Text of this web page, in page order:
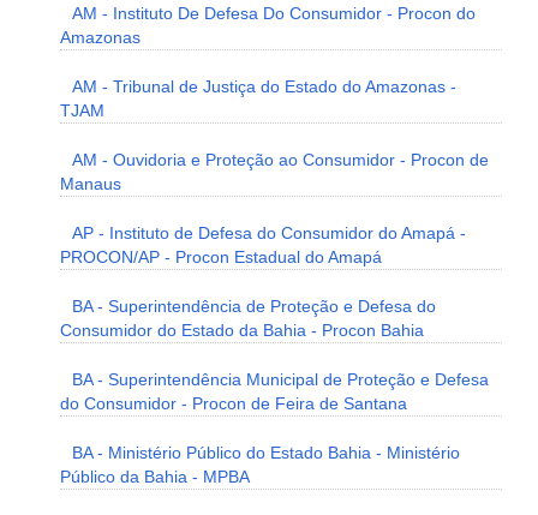
AM - Instituto De Defesa Do Consumidor - Procon do
Amazonas
AM - Tribunal de Justiça do Estado do Amazonas -
TJAM
AM - Ouvidoria e Proteção ao Consumidor - Procon de
Manaus
AP - Instituto de Defesa do Consumidor do Amapá -
PROCON/AP - Procon Estadual do Amapá
BA - Superintendência de Proteção e Defesa do
Consumidor do Estado da Bahia - Procon Bahia
BA - Superintendência Municipal de Proteção e Defesa
do Consumidor - Procon de Feira de Santana
BA - Ministério Público do Estado Bahia - Ministério
Público da Bahia - MPBA